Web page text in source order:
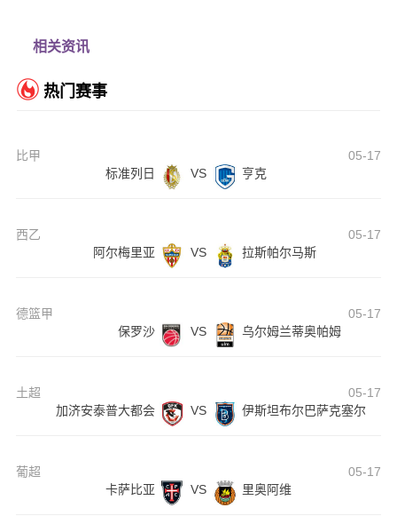
相关资讯
热门赛事
比甲
05-17
标准列日
VS 亨克
西乙
05-17
阿尔梅里亚
VS 拉斯帕尔马斯
德篮甲
05-17
保罗沙
VS 乌尔姆兰蒂奥帕姆
土超
05-17
加济安泰普大都会
VS 伊斯坦布尔巴萨克塞尔
葡超
05-17
卡萨比亚
VS 里奥阿维